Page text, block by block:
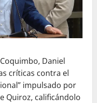
Daniel
críticas contra el
impulsado por
Quiroz, calificándolo